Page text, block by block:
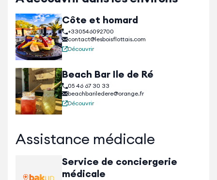
passage.
Côte et homard
+330546092700
contact@lesboisflottais.com
Découvrir
Beach Bar Ile de Ré
05 46 67 30 33
beachbariledere@orange.fr
Découvrir
Assistance médicale
Service de conciergerie
médicale